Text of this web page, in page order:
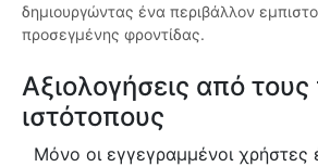
δημιουργώντας ένα περιβάλλον
προσεγμένης φροντίδας.
Αξιολογήσεις από
ιστότοπους
Μόνο οι εγγεγραμμένοι